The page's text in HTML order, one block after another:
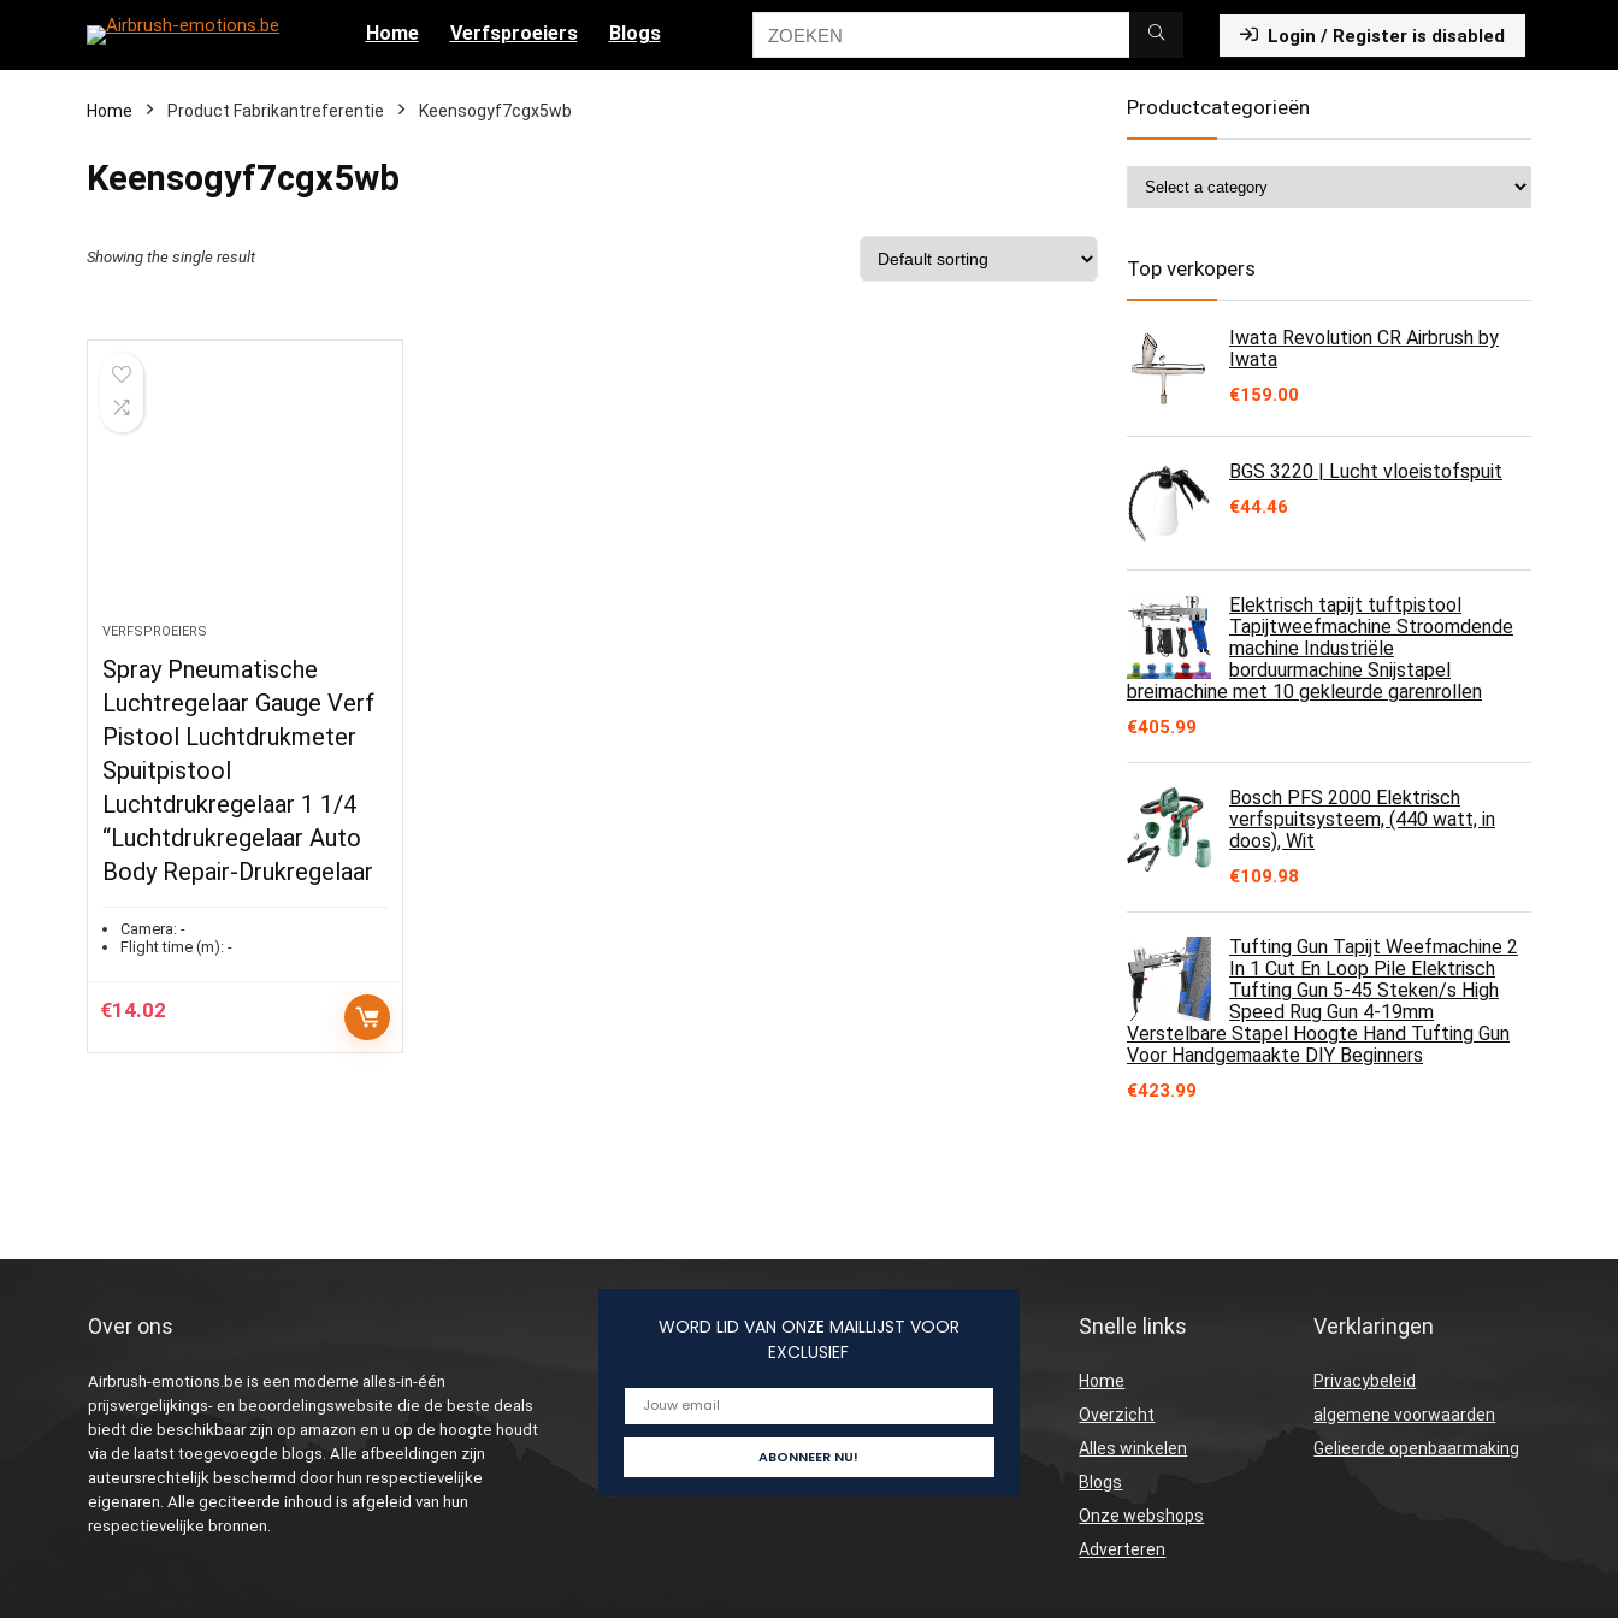
Home Verfsproeiers Blogs Login / Register is disabled
Home Product Fabrikantreferentie ‎Keensogyf7cgx5wb
‎Keensogyf7cgx5wb
Showing the single result
VERFSPROEIERS
Spray Pneumatische
Luchtregelaar Gauge Verf
Pistool Luchtdrukmeter
Spuitpistool
Luchtdrukregelaar 1 1/4
“Luchtdrukregelaar Auto
Body Repair-Drukregelaar
Camera: -
Flight time (m): -
€14.02
Productcategorieën
Top verkopers
Iwata Revolution CR Airbrush by
Iwata
€159.00
BGS 3220 | Lucht vloeistofspuit
€44.46
Elektrisch tapijt tuftpistool
Tapijtweefmachine Stroomdende
machine Industriële
borduurmachine Snijstapel
breimachine met 10 gekleurde garenrollen
€405.99
Bosch PFS 2000 Elektrisch
verfspuitsysteem, (440 watt, in
doos), Wit
€109.98
Tufting Gun Tapijt Weefmachine 2
In 1 Cut En Loop Pile Elektrisch
Tufting Gun 5-45 Steken/s High
Speed Rug Gun 4-19mm
Verstelbare Stapel Hoogte Hand Tufting Gun
Voor Handgemaakte DIY Beginners
€423.99
Over ons
Airbrush-emotions.be is een moderne alles-in-één
prijsvergelijkings- en beoordelingswebsite die de beste deals
biedt die beschikbaar zijn op amazon en u op de hoogte houdt
via de laatst toegevoegde blogs. Alle afbeeldingen zijn
auteursrechtelijk beschermd door hun respectievelijke
eigenaren. Alle geciteerde inhoud is afgeleid van hun
respectievelijke bronnen.
WORD LID VAN ONZE MAILLIJST VOOR
EXCLUSIEF
Snelle links
Home
Overzicht
Alles winkelen
Blogs
Onze webshops
Adverteren
Verklaringen
Privacybeleid
algemene voorwaarden
Gelieerde openbaarmaking